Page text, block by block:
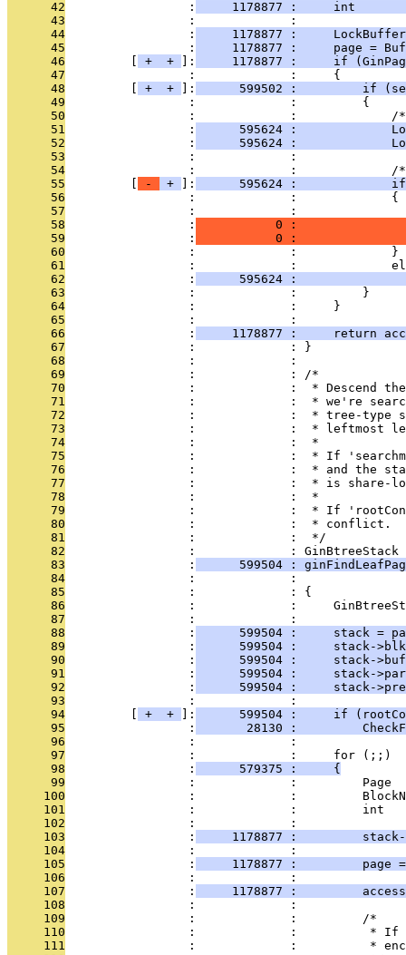
      42
                 :
1178877 :     int
      43
                 :             :
      44
                 :
1178877 :
      45
                 :
1178877 :     page =
      46
+ + ]:
1178877 :     if
      47
                 :             :     {
      48
+ + ]:
599502 :         if
      49
                 :             :         {
      50
:             :             /
      51
                 :
595624 :
      52
                 :
595624 :
      53
                 :             :
      54
:             :
      55
- + ]:
595624 :
      56
                 :             :             {
      57
:             :
      58
                 :
0 :
      59
                 :
0 :
      60
                 :             :             }
      61
:             :
      62
                 :
595624 :
      63
                 :             :         }
      64
                 :             :     }
      65
                 :             :
      66
                 :
1178877 :     return
      67
                 :             : }
      68
                 :             :
      69
                 :             : /*
      70
:             :  * Descend
      71
:             :  * we're
      72
:             :  * tree-type
      73
:             :  * leftmost
      74
                 :             :  *
      75
:             :  * If
      76
:             :  * and the
      77
:             :  * is share-
      78
                 :             :  *
      79
:             :  * If
      80
                 :             :  * conflict.
      81
                 :             :  */
      82
:             : GinBtreeStack
      83
                 :
599504 :
      84
:             :
      85
                 :             : {
      86
:             :
      87
                 :             :
      88
                 :
599504 :     stack =
      89
                 :
599504 :     stack-
      90
                 :
599504 :     stack-
      91
                 :
599504 :     stack-
      92
                 :
599504 :     stack-
      93
                 :             :
      94
+ + ]:
599504 :     if
      95
                 :
28130 :
      96
                 :             :
      97
                 :             :     for (;;)
      98
                 :
      579375 :     {
      99
:             :         Page
     100
:             :
     101
:             :         int
     102
                 :             :
     103
                 :
1178877 :
     104
                 :             :
     105
                 :
1178877 :         page
     106
                 :             :
     107
                 :
1178877 :
     108
                 :             :
     109
                 :             :         /*
     110
:             :          *
     111
:             :          *